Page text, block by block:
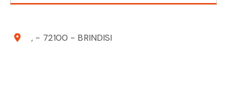
, - 72100 - BRINDISI